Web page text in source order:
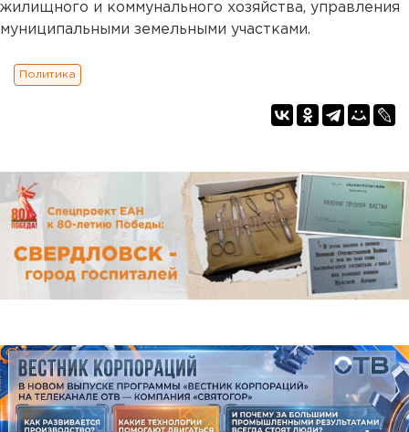
жилищного и коммунального хозяйства, управления
муниципальными земельными участками.
Политика